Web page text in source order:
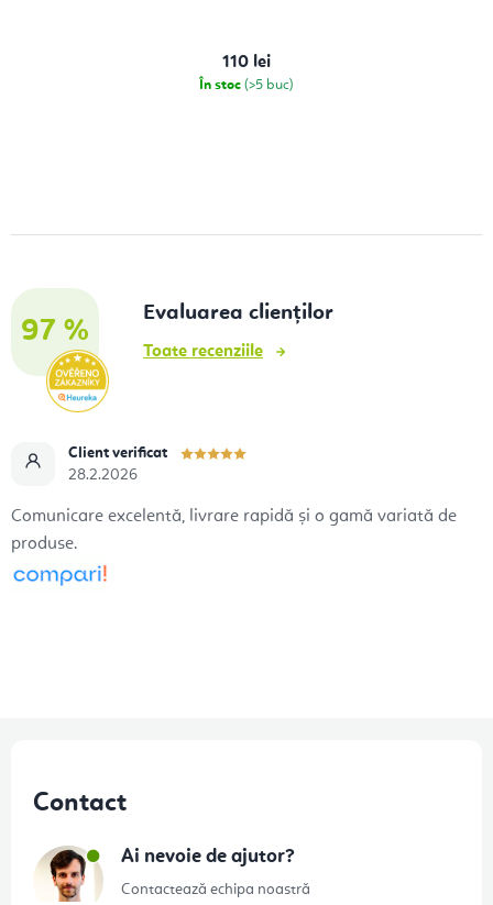
110 lei
În stoc (>5 buc)
97 %
Evaluarea clienților
Toate recenziile
Client verificat
28.2.2026
Comunicare excelentă, livrare rapidă și o gamă variată de
produse.
Contact
Ai nevoie de ajutor?
Contactează echipa noastră